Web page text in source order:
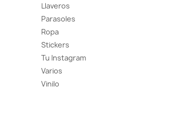
Llaveros
Parasoles
Ropa
Stickers
Tu Instagram
Varios
Vinilo